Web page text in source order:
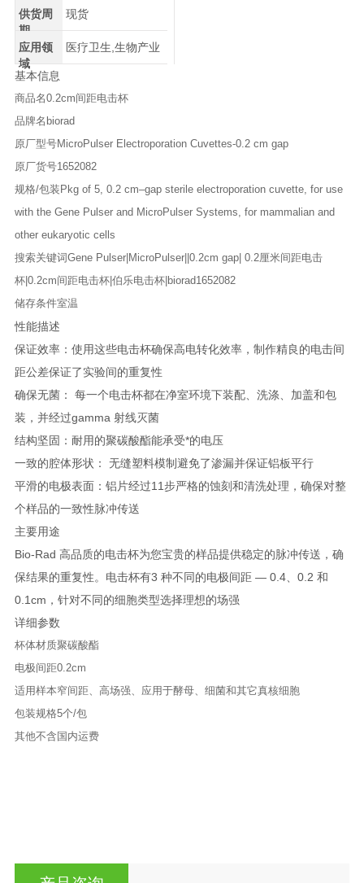
供货周
期
现货
应用领
域
医疗卫生,生物产业
基本信息
商品名0.2cm间距电击杯
品牌名 biorad
原厂型号MicroPulser Electroporation Cuvettes-0.2 cm gap
原厂货号1652082
规格/包装 Pkg of 5, 0.2 cm–gap sterile electroporation cuvette, for use
with the Gene Pulser and MicroPulser Systems, for mammalian and
other eukaryotic cells
搜索关键词Gene Pulser|MicroPulser||0.2cm gap| 0.2厘米间距电击
杯|0.2cm间距电击杯|伯乐电击杯|biorad1652082
储存条件室温
性能描述
保证效率：使用这些电击杯确保高电转化效率，制作精良的电击间
距公差保证了实验间的重复性
确保无菌： 每一个电击杯都在净室环境下装配、洗涤、加盖和包
装，并经过gamma 射线灭菌
结构坚固：耐用的聚碳酸酯能承受*的电压
一致的腔体形状： 无缝塑料模制避免了渗漏并保证铝板平行
平滑的电极表面：铝片经过11步严格的蚀刻和清洗处理，确保对整
个样品的一致性脉冲传送
主要用途
Bio-Rad 高品质的电击杯为您宝贵的样品提供稳定的脉冲传送，确
保结果的重复性。电击杯有3 种不同的电极间距 ― 0.4、0.2 和
0.1cm，针对不同的细胞类型选择理想的场强
详细参数
杯体材质聚碳酸酯
电极间距0.2cm
适用样本窄间距、高场强、应用于酵母、细菌和其它真核细胞
包装规格5个/包
其他不含国内运费